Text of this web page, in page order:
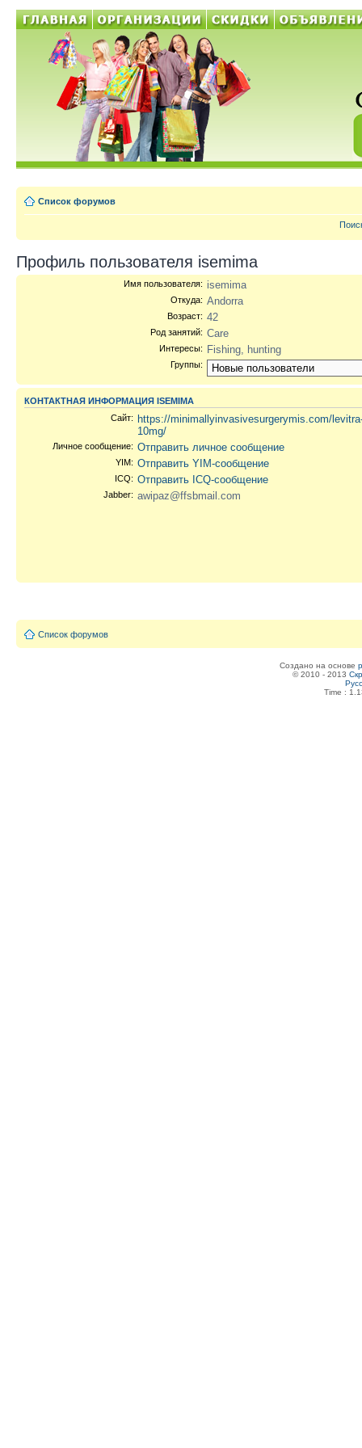
Список форумов
Профиль пользователя isemima
Имя пользователя: isemima
Откуда: Andorra
Возраст: 42
Род занятий: Care
Интересы: Fishing, hunting
Группы:
КОНТАКТНАЯ ИНФОРМАЦИЯ ISEMIMA
Сайт: https://minimallyinvasivesurgerymis.com/
10mg/
Личное сообщение: Отправить личное сообщение
YIM: Отправить YIM-сообщение
ICQ: Отправить ICQ-сообщение
Jabber: awipaz@ffsbmail.com
Список форумов
Создано на основе
© 2010 - 2013
Time :